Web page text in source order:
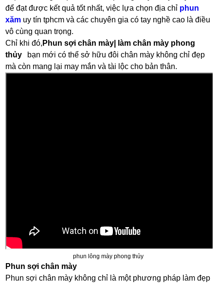
để đạt được kết quả tốt nhất, việc lựa chọn địa chỉ phun
xăm uy tín tphcm và các chuyên gia có tay nghề cao là điều
vô cùng quan trọng.
Chỉ khi đó, Phun sợi chân mày| làm chân mày phong
thủy
bạn mới có thể sở hữu đôi chân mày không chỉ đẹp
mà còn mang lại may mắn và tài lộc cho bản thân.
phun lông mày phong thủy
Phun sợi chân mày
Phun sợi chân mày không chỉ là một phương pháp làm đẹp